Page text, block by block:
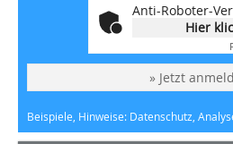
Anti-Roboter-
Hier
» Jetzt
Beispiele, Hinweise: Datenschutz,